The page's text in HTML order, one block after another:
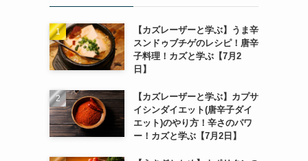
【カズレーザーと学ぶ】うま辛
スンドゥブチゲのレシピ！唐辛
子料理！カズと学ぶ【7月2
日】
【カズレーザーと学ぶ】カプサ
イシンダイエット(唐辛子ダイ
エット)のやり方！辛さのパワ
ー！カズと学ぶ【7月2日】